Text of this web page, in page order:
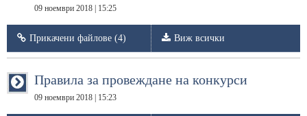
09 ноември 2018 | 15:25
Прикачени файлове (4) Виж всички
Правила за провеждане на конкурси
09 ноември 2018 | 15:23